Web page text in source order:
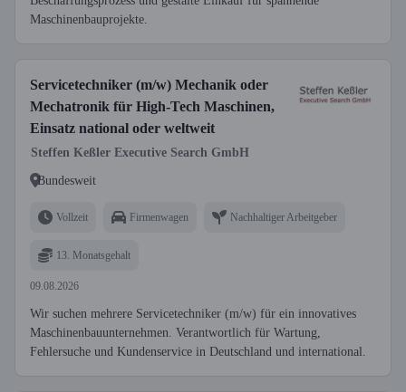
Maschinenbauprojekte.
Servicetechniker (m/w) Mechanik oder
Mechatronik für High-Tech Maschinen,
Einsatz national oder weltweit
Steffen Keßler Executive Search GmbH
Bundesweit
Vollzeit Firmenwagen Nachhaltiger Arbeitgeber
13. Monatsgehalt
09.08.2026
Wir suchen mehrere Servicetechniker (m/w) für ein innovatives
Maschinenbauunternehmen. Verantwortlich für Wartung,
Fehlersuche und Kundenservice in Deutschland und international.